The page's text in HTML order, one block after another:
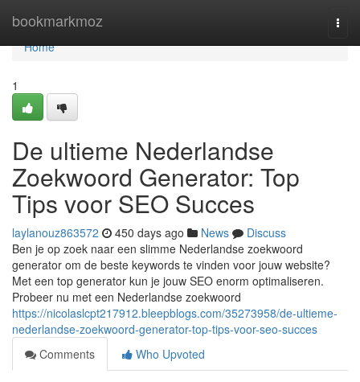
bookmarkmoz
Home
Home
1
De ultieme Nederlandse
Zoekwoord Generator: Top
Tips voor SEO Succes
laylanouz863572 450 days ago News
Discuss
Ben je op zoek naar een slimme Nederlandse zoekwoord
generator om de beste keywords te vinden voor jouw website?
Met een top generator kun je jouw SEO enorm optimaliseren.
Probeer nu met een Nederlandse zoekwoord
https://nicolaslcpt217912.bleepblogs.com/35273958/de-ultieme-
nederlandse-zoekwoord-generator-top-tips-voor-seo-succes
Comments
Who Upvoted